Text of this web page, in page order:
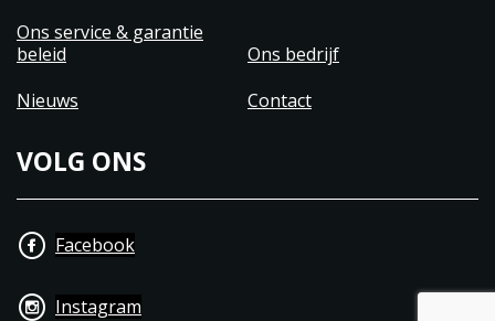
Ons service & garantie
beleid
Ons bedrijf
Nieuws
Contact
VOLG ONS
Facebook
Instagram